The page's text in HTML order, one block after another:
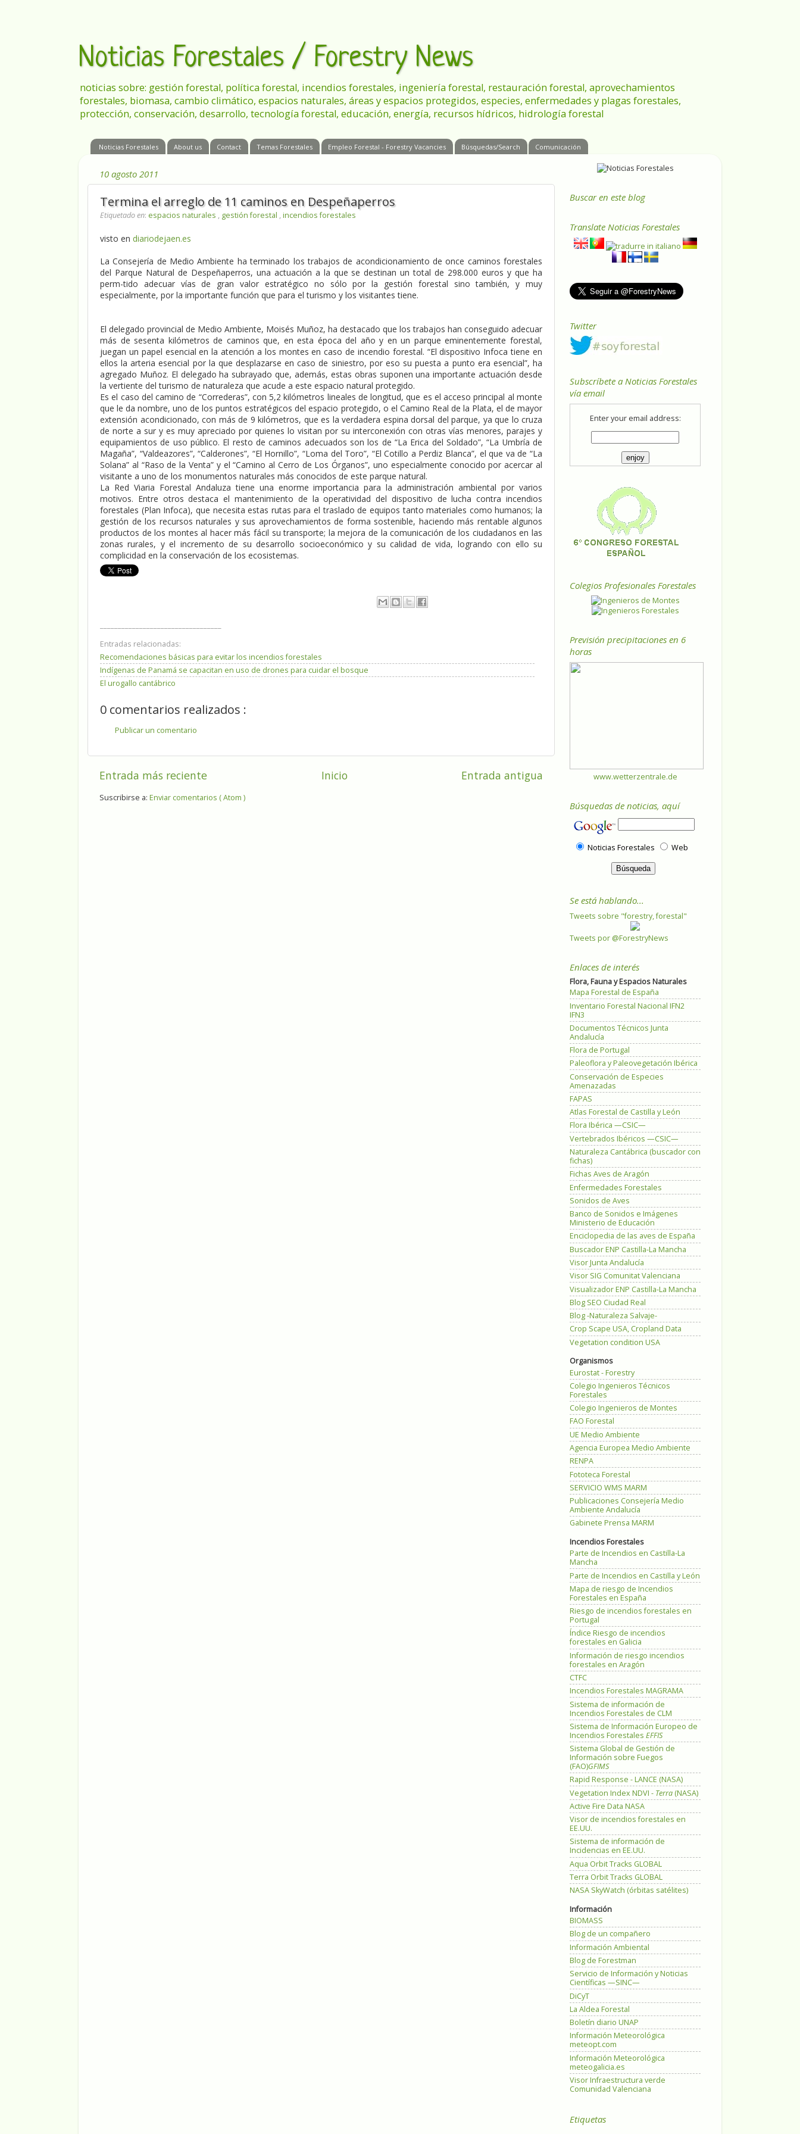
Noticias Forestales / Forestry News
noticias sobre: gestión forestal, política forestal, incendios forestales, ingeniería forestal, restauración forestal, aprovechamientos
forestales, biomasa, cambio climático, espacios naturales, áreas y espacios protegidos, especies, enfermedades y plagas forestales,
protección, conservación, desarrollo, tecnología forestal, educación, energía, recursos hídricos, hidrología forestal
Noticias Forestales About us Contact Temas Forestales Empleo Forestal - Forestry Vacancies Búsquedas/Search Comunicación
10 agosto 2011
Termina el arreglo de 11 caminos en Despeñaperros
Etiquetado en: espacios naturales , gestión forestal , incendios forestales
visto en diariodejaen.es
La Consejería de Medio Ambiente ha terminado los trabajos de acondicionamiento de once caminos forestales
del Parque Natural de Despeñaperros, una actuación a la que se destinan un total de 298.000 euros y que ha
perm-tido adecuar vías de gran valor estratégico no sólo por la gestión forestal sino también, y muy
especialmente, por la importante función que para el turismo y los visitantes tiene.
El delegado provincial de Medio Ambiente, Moisés Muñoz, ha destacado que los trabajos han conseguido adecuar
más de sesenta kilómetros de caminos que, en esta época del año y en un parque eminentemente forestal,
juegan un papel esencial en la atención a los montes en caso de incendio forestal. “El dispositivo Infoca tiene en
ellos la arteria esencial por la que desplazarse en caso de siniestro, por eso su puesta a punto era esencial”, ha
agregado Muñoz. El delegado ha subrayado que, además, estas obras suponen una importante actuación desde
la vertiente del turismo de naturaleza que acude a este espacio natural protegido.
Es el caso del camino de “Correderas”, con 5,2 kilómetros lineales de longitud, que es el acceso principal al monte
que le da nombre, uno de los puntos estratégicos del espacio protegido, o el Camino Real de la Plata, el de mayor
extensión acondicionado, con más de 9 kilómetros, que es la verdadera espina dorsal del parque, ya que lo cruza
de norte a sur y es muy apreciado por quienes lo visitan por su interconexión con otras vías menores, parajes y
equipamientos de uso público. El resto de caminos adecuados son los de “La Erica del Soldado”, “La Umbría de
Magaña”, “Valdeazores”, “Calderones”, “El Hornillo”, “Loma del Toro”, “El Cotillo a Perdiz Blanca”, el que va de “La
Solana” al “Raso de la Venta” y el “Camino al Cerro de Los Órganos”, uno especialmente conocido por acercar al
visitante a uno de los monumentos naturales más conocidos de este parque natural.
La Red Viaria Forestal Andaluza tiene una enorme importancia para la administración ambiental por varios
motivos. Entre otros destaca el mantenimiento de la operatividad del dispositivo de lucha contra incendios
forestales (Plan Infoca), que necesita estas rutas para el traslado de equipos tanto materiales como humanos; la
gestión de los recursos naturales y sus aprovechamientos de forma sostenible, haciendo más rentable algunos
productos de los montes al hacer más fácil su transporte; la mejora de la comunicación de los ciudadanos en las
zonas rurales, y el incremento de su desarrollo socioeconómico y su calidad de vida, logrando con ello su
complicidad en la conservación de los ecosistemas.
Entradas relacionadas:
Recomendaciones básicas para evitar los incendios forestales
Indígenas de Panamá se capacitan en uso de drones para cuidar el bosque
El urogallo cantábrico
0 comentarios realizados :
Publicar un comentario
Entrada más reciente Entrada antigua
Inicio
Suscribirse a: Enviar comentarios ( Atom )
Buscar en este blog
Translate Noticias Forestales
Twitter
Subscríbete a Noticias Forestales
vía email
Enter your email address:
Colegios Profesionales Forestales
Previsión precipitaciones en 6
horas
www.wetterzentrale.de
Búsquedas de noticias, aquí
Noticias Forestales Web
Se está hablando...
Tweets sobre "forestry, forestal"
Tweets por @ForestryNews
Enlaces de interés
Flora, Fauna y Espacios Naturales
Mapa Forestal de España
Inventario Forestal Nacional IFN2
IFN3
Documentos Técnicos Junta
Andalucía
Flora de Portugal
Paleoflora y Paleovegetación Ibérica
Conservación de Especies
Amenazadas
FAPAS
Atlas Forestal de Castilla y León
Flora Ibérica —CSIC—
Vertebrados Ibéricos —CSIC—
Naturaleza Cantábrica (buscador con
fichas)
Fichas Aves de Aragón
Enfermedades Forestales
Sonidos de Aves
Banco de Sonidos e Imágenes
Ministerio de Educación
Enciclopedia de las aves de España
Buscador ENP Castilla-La Mancha
Visor Junta Andalucía
Visor SIG Comunitat Valenciana
Visualizador ENP Castilla-La Mancha
Blog SEO Ciudad Real
Blog -Naturaleza Salvaje-
Crop Scape USA, Cropland Data
Vegetation condition USA
Organismos
Eurostat - Forestry
Colegio Ingenieros Técnicos
Forestales
Colegio Ingenieros de Montes
FAO Forestal
UE Medio Ambiente
Agencia Europea Medio Ambiente
RENPA
Fototeca Forestal
SERVICIO WMS MARM
Publicaciones Consejería Medio
Ambiente Andalucía
Gabinete Prensa MARM
Incendios Forestales
Parte de Incendios en Castilla-La
Mancha
Parte de Incendios en Castilla y León
Mapa de riesgo de Incendios
Forestales en España
Riesgo de incendios forestales en
Portugal
Índice Riesgo de incendios
forestales en Galicia
Información de riesgo incendios
forestales en Aragón
CTFC
Incendios Forestales MAGRAMA
Sistema de información de
Incendios Forestales de CLM
Sistema de Información Europeo de
Incendios Forestales EFFIS
Sistema Global de Gestión de
Información sobre Fuegos
(FAO)GFIMS
Rapid Response - LANCE (NASA)
Vegetation Index NDVI - Terra (NASA)
Active Fire Data NASA
Visor de incendios forestales en
EE.UU.
Sistema de información de
Incidencias en EE.UU.
Aqua Orbit Tracks GLOBAL
Terra Orbit Tracks GLOBAL
NASA SkyWatch (órbitas satélites)
Información
BIOMASS
Blog de un compañero
Información Ambiental
Blog de Forestman
Servicio de Información y Noticias
Científicas —SINC—
DiCyT
La Aldea Forestal
Boletín diario UNAP
Información Meteorológica
meteopt.com
Información Meteorológica
meteogalicia.es
Visor Infraestructura verde
Comunidad Valenciana
Etiquetas